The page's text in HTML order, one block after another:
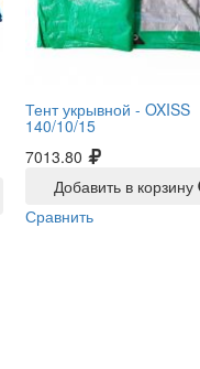
Тент укрывной - OXISS
140/10/15
7013.80
Добавить в корзину
Сравнить